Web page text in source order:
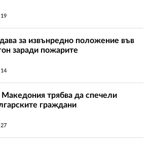
за извънредно положение във
заради пожарите
трябва да спечели
граждани